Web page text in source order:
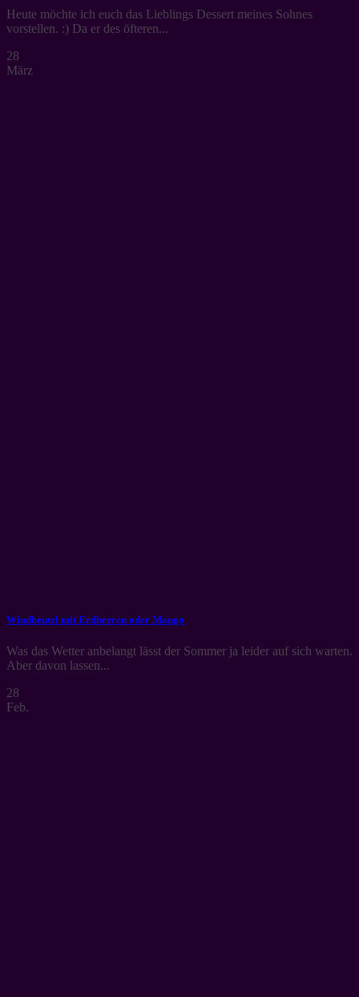
Heute möchte ich euch das Lieblings Dessert meines Sohnes
vorstellen. :) Da er des öfteren...
28
März
Windbeutel mit Erdbeeren oder Mango
Was das Wetter anbelangt lässt der Sommer ja leider auf sich warten.
Aber davon lassen...
28
Feb.